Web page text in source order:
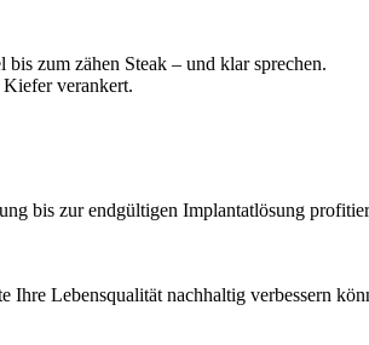
zum zähen Steak – und klar sprechen.
verankert.
bis zur endgültigen Implantatlösung
Ihre Lebensqualität nachhaltig verbessern